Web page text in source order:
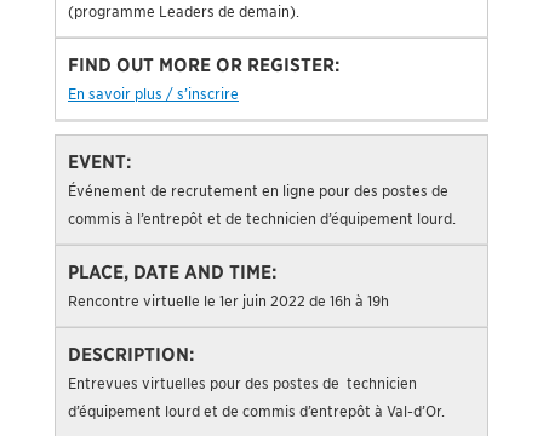
(programme Leaders de demain).
En savoir plus / s’inscrire
Événement de recrutement en ligne pour des postes de
commis à l’entrepôt et de technicien d’équipement lourd.
Rencontre virtuelle le 1er juin 2022 de 16h à 19h
Entrevues virtuelles pour des postes de technicien
d’équipement lourd et de commis d’entrepôt à Val-d’Or.